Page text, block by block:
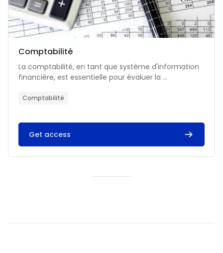
Catégorie de cours
Nom du cours
Comptabilité
Résumé du cours :
La comptabilité, en tant que système d'information
financière, est essentielle pour évaluer la ...
Comptabilité
Get access